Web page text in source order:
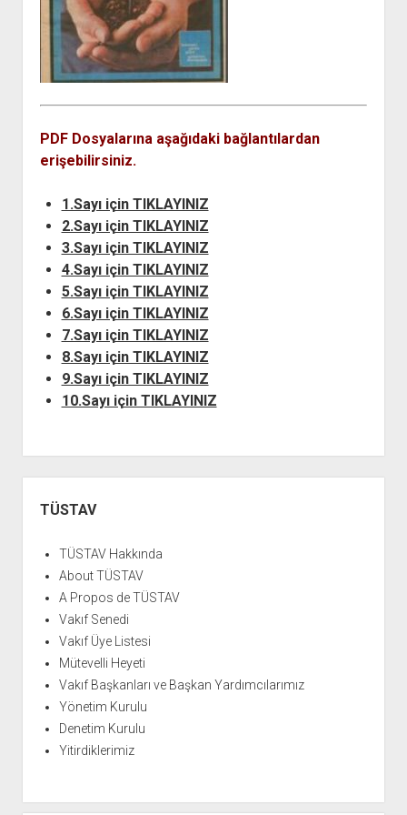
BARIŞ HAREKETLERİ ARŞİV FONU
DAVA DOSYALARI ARŞİV FONU
GÖRSEL-İŞİTSEL ARŞİV FONU
SOL HAREKETLER KİTAPLIĞI
EMEK HAREKETİ KİTAPLIĞI
BARIŞ HAREKETİ KİTAPLIĞI
ÖĞRETMEN HAREKETİ KİTAPLIĞI
AYDINLIK KÜLLİYATI KİTAPLIĞI
NÂZIM HİKMET KİTAPLIĞI
HİKMET KIVILCIMLI KİTAPLIĞI
KERİM SADİ KİTAPLIĞI
HAYDAR RİFAT KİTAPLIĞI
1940’LI YILLAR KİTAPLIĞI
YURTDIŞI KİTAPLIĞI
YURTDIŞI KİTAPLIĞI
ÜYE BAŞVURU FORMU
ARŞİVLERDEN YARARLANMA FORMU
KİTAP ABONE FORMU
İLETİŞİM
İLETİŞİM BİLGİLERİ
BANKA HESAPLARIMIZ
PDF Dosyalarına aşağıdaki bağlantılardan
erişebilirsiniz.
1.Sayı için TIKLAYINIZ
2.Sayı için TIKLAYINIZ
3.Sayı için TIKLAYINIZ
4.Sayı için TIKLAYINIZ
5.Sayı için TIKLAYINIZ
6.Sayı için TIKLAYINIZ
7.Sayı için TIKLAYINIZ
8.Sayı için TIKLAYINIZ
9.Sayı için TIKLAYINIZ
10.Sayı için TIKLAYINIZ
Menü
TÜSTAV
TÜSTAV Hakkında
About TÜSTAV
A Propos de TÜSTAV
Vakıf Senedi
Vakıf Üye Listesi
Mütevelli Heyeti
Vakıf Başkanları ve Başkan Yardımcılarımız
Yönetim Kurulu
Denetim Kurulu
Yitirdiklerimiz